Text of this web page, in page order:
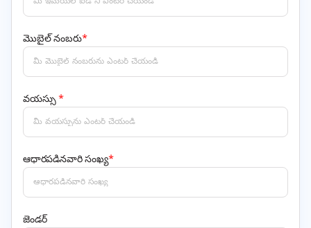
మొబైల్ నంబరు*
వయస్సు *
ఆధారపడినవారి సంఖ్య*
జెండర్